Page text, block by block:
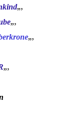
„,
„,
„,
„,